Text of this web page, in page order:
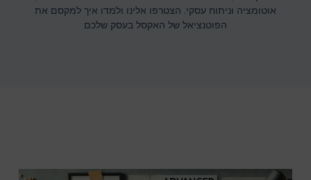
אוטומציה וניתוח עסקי. הצטרפו אלינו ולמדו איך למקסם את
הפוטנציאל של האקסל בעסק שלכם